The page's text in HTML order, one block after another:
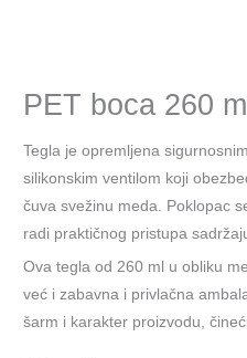
PET boca 260
Tegla je opremljena
silikonskim ventilom koji
čuva svežinu meda. Poklopac
radi praktičnog pristupa
Ova tegla od 260 ml u obliku
već i zabavna i privlačna
šarm i karakter proizvodu,